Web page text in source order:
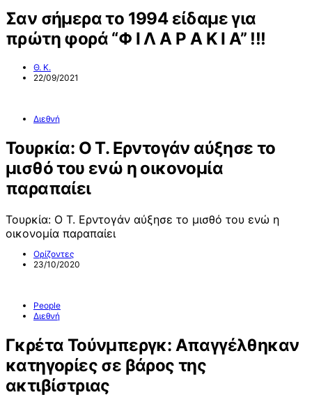
Σαν σήμερα το 1994 είδαμε για
πρώτη φορά “Φ Ι Λ Α Ρ Α Κ Ι Α” !!!
Θ. Κ.
22/09/2021
Διεθνή
Τουρκία: Ο Τ. Ερντογάν αύξησε το
μισθό του ενώ η οικονομία
παραπαίει
Τουρκία: Ο Τ. Ερντογάν αύξησε το μισθό του ενώ η
οικονομία παραπαίει
Ορίζοντες
23/10/2020
People
Διεθνή
Γκρέτα Τούνμπεργκ: Απαγγέλθηκαν
κατηγορίες σε βάρος της
ακτιβίστριας